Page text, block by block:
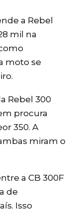
a Rebel
mil na
moto se
Rebel 300
procura
350. A
miram o
a CB 300F
de
Isso